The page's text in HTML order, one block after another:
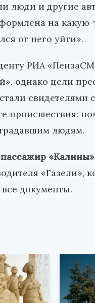
люди и другие
на
от него уйти».
РИА
однако цели
свидетелями
происшествия:
людям.
«Калины»
«Газели»,
документы.